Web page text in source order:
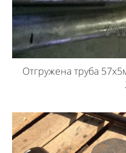
Отгружена труба